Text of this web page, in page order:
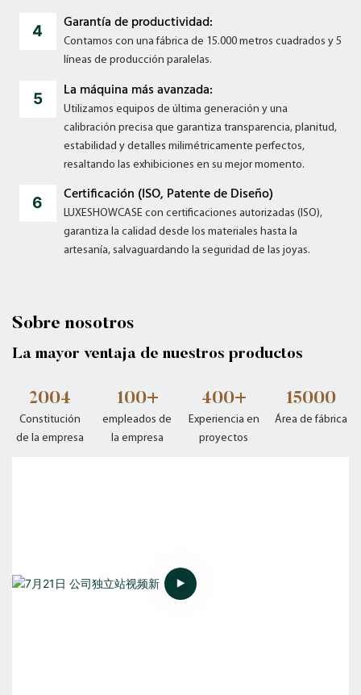
Garantía de productividad:
Contamos con una fábrica de 15.000 metros cuadrados y 5
líneas de producción paralelas.
La máquina más avanzada:
Utilizamos equipos de última generación y una
calibración precisa que garantiza transparencia, planitud,
estabilidad y detalles milimétricamente perfectos,
resaltando las exhibiciones en su mejor momento.
Certificación (ISO, Patente de Diseño)
LUXESHOWCASE con certificaciones autorizadas (ISO),
garantiza la calidad desde los materiales hasta la
artesanía, salvaguardando la seguridad de las joyas.
Sobre nosotros
La mayor ventaja de nuestros productos
2004
Constitución
de la empresa
100+
empleados de
la empresa
400+
Experiencia en
proyectos
15000
Área de fábrica